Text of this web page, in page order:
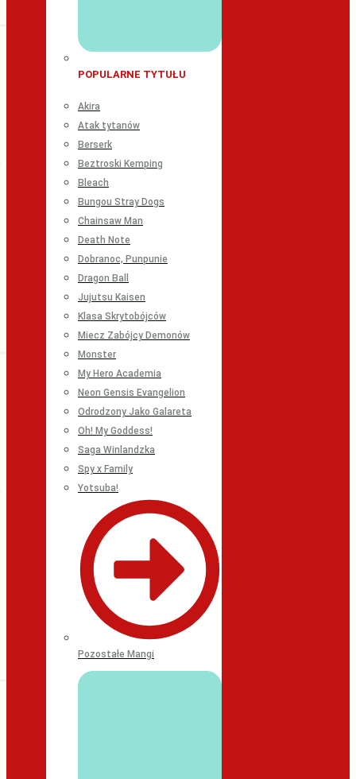
POPULARNE TYTUŁU
Akira
Atak tytanów
Berserk
Beztroski Kemping
Bleach
Bungou Stray Dogs
Chainsaw Man
Death Note
Dobranoc, Punpunie
Dragon Ball
Jujutsu Kaisen
Klasa Skrytobójców
Miecz Zabójcy Demonów
Monster
My Hero Academia
Neon Gensis Evangelion
Odrodzony Jako Galareta
Oh! My Goddess!
Saga Winlandzka
Spy x Family
Yotsuba!
Pozostałe Mangi